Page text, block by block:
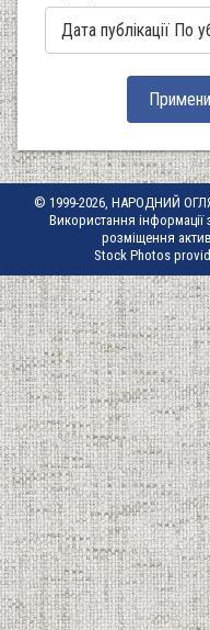
© 1999-2026, НАРОДНИЙ
Використання інформації
розміщення
Stock Photos